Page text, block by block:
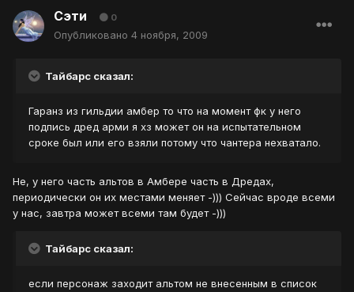
Сэти 0
Опубликовано 4 ноября, 2009
Тайбарс сказал:
Гаранз из гильдии амбер то что на момент фк у него
подпись дред арми я хз может он на испытательном
сроке был или его взяли потому что чантера нехватало.
Не, у него часть альтов в Амбере часть в Дредах,
периодически он их местами меняет -))) Сейчас вроде всеми
у нас, завтра может всеми там будет -)))
Тайбарс сказал:
если персонаж заходит альтом не внесенным в список